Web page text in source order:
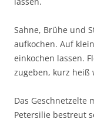
Sahne, Brühe und
aufkochen. Auf
einkochen lassen.
zugeben, kurz heiß
Das Geschnetzelte
Petersilie bestreut